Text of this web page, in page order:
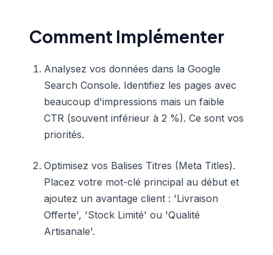
Comment Implémenter
Analysez vos données dans la Google
Search Console. Identifiez les pages avec
beaucoup d'impressions mais un faible
CTR (souvent inférieur à 2 %). Ce sont vos
priorités.
Optimisez vos Balises Titres (Meta Titles).
Placez votre mot-clé principal au début et
ajoutez un avantage client : 'Livraison
Offerte', 'Stock Limité' ou 'Qualité
Artisanale'.